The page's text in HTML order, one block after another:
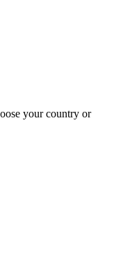
your country or